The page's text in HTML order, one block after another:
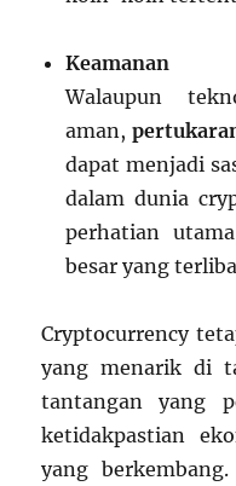
Keamanan
Walaupun
aman,
dapat menjadi
dalam dunia
perhatian
besar yang
Cryptocurrency
yang menarik di
tantangan yang
ketidakpastian
yang